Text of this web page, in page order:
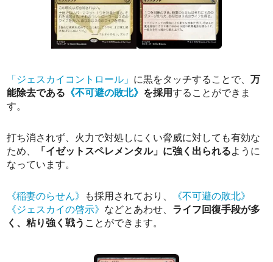
「ジェスカイコントロール」 に黒をタッチすることで、万
能除去である 《不可避の敗北》 を採用することができま
す。
打ち消されず、火力で対処しにくい脅威に対しても有効な
ため、
「イゼットスペレメンタル」に強く出られるように
なっています。
《稲妻のらせん》 も採用されており、
《不可避の敗北》
《ジェスカイの啓示》 などとあわせ、 ライフ回復手段が多
く、粘り強く戦う ことができます。